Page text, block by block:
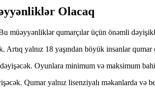
Olacaq
müəyyənliklər qumarçılar üçün önəmli
yalnız 18 yaşından böyük insanlar qumar
Oyunlara minimum və maksimum
Qumar yalnız lisenziyalı məkanlarda və